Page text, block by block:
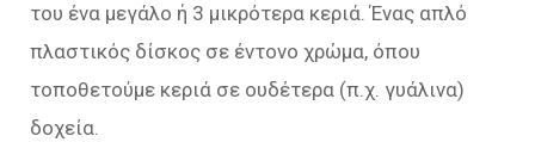
του ένα μεγάλο ή 3 μικρότερα κεριά. Ένας απλό
πλαστικός δίσκος σε έντονο χρώμα, όπου
τοποθετούμε κεριά σε ουδέτερα (π.χ. γυάλινα)
δοχεία.